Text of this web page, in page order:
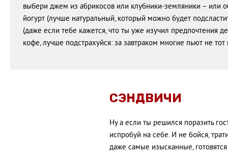
выбери джем из абрикосов или клубники-земляники – или
йогурт (лучше натуральный, который можно будет
(даже если тебе кажется, что ты уже изучил предпочтения
кофе, лучше подстрахуйся: за завтраком многие пьют не
СЭНДВИЧИ
Ну а если ты решился поразить
испробуй на себе. И не бойся,
даже самые изысканные,